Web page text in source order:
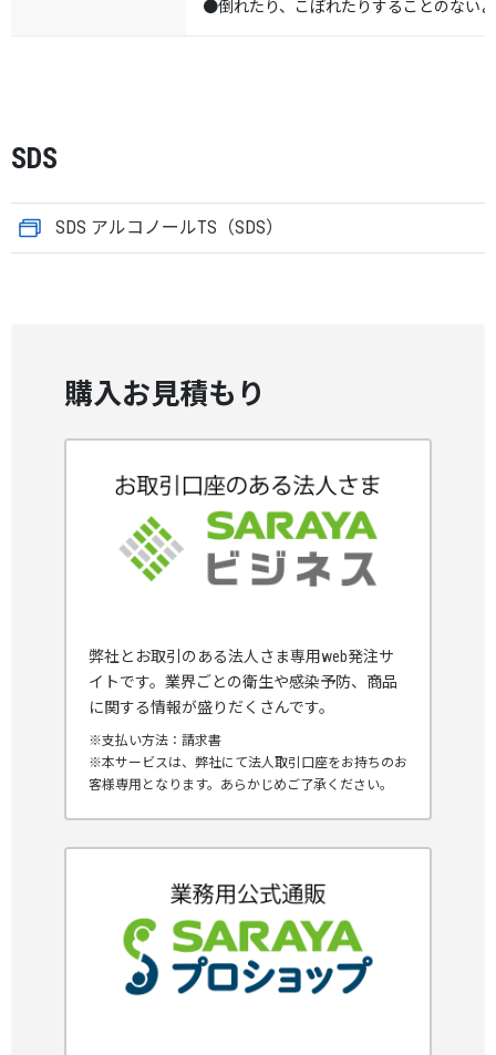
●倒れたり、こぼれたりすることのない
SDS
SDS アルコノールTS（SDS）
購入お見積もり
弊社とお取引のある法人さま専用web発注サ
イトです。業界ごとの衛生や感染予防、商品
に関する情報が盛りだくさんです。
※支払い方法：請求書
※本サービスは、弊社にて法人取引口座をお持ちのお
客様専用となります。あらかじめご了承ください。